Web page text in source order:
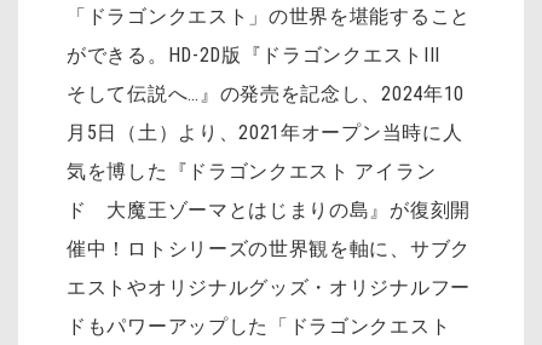
「ドラゴンクエスト」の世界を堪能すること
ができる。HD-2D版『ドラゴンクエストIII
そして伝説へ…』の発売を記念し、2024年10
月5日（土）より、2021年オープン当時に人
気を博した『ドラゴンクエスト アイラン
ド 大魔王ゾーマとはじまりの島』が復刻開
催中！ロトシリーズの世界観を軸に、サブク
エストやオリジナルグッズ・オリジナルフー
ドもパワーアップした「ドラゴンクエスト